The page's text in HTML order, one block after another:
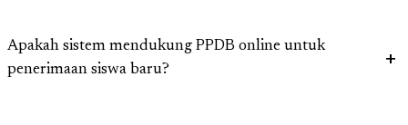
Apakah sistem mendukung PPDB online untuk
penerimaan siswa baru?